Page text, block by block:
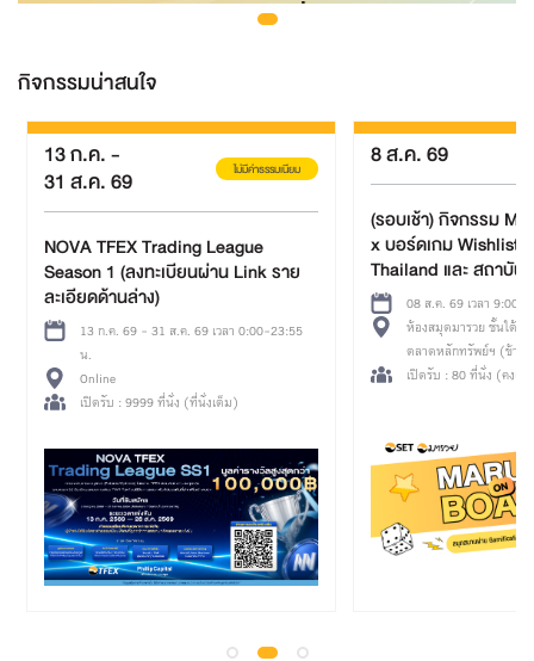
กิจกรรมน่าสนใจ
13 ก.ค.-
31 ส.ค. 69 ไม่มีค่าธรรมเนียม
NOVA TFEX Trading League
Season 1 (ลงทะเบียนผ่าน Link ราย
ละเอียดด้านล่าง)
13 ก.ค. 69 - 31 ส.ค. 69 เวลา 0:00-23:55
น.
Online
เปิดรับ : 9999 ที่นั่ง (ที่นั่งเต็ม)
8 ส.ค. 69
(รอบเช้า) กิจกรรม
x บอร์ดเกม Wishlist
Thailand และ สถาบัน
การเรียนรู้08 ส.ค. 69 เวลา 9:00-
ห้องสมุดมารวย ชั้นใต้ดิน อา
ตลาดหลักทรัพย์ฯ (ข้าง
ศูนย์วัฒนธรรมฯ ทางออ
เปิดรับ : 80 ที่นั่ง (คงเ